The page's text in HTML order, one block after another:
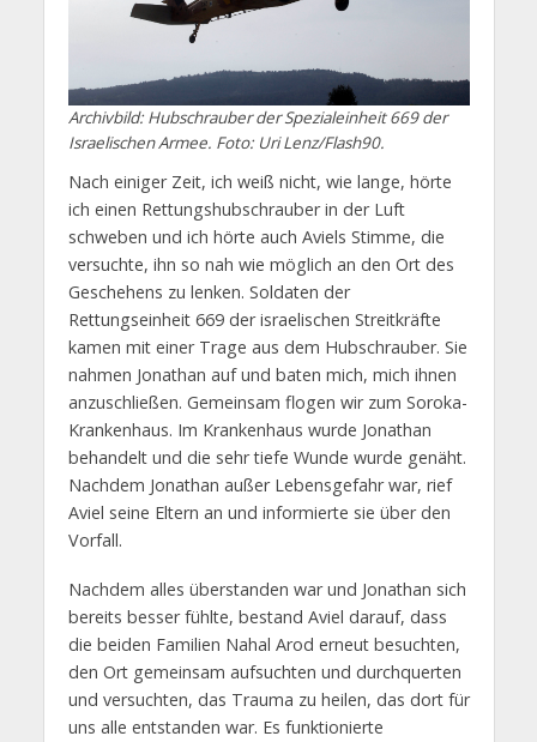
Archivbild: Hubschrauber der Spezialeinheit 669 der
Israelischen Armee. Foto: Uri Lenz/Flash90.
Nach einiger Zeit, ich weiß nicht, wie lange, hörte
ich einen Rettungshubschrauber in der Luft
schweben und ich hörte auch Aviels Stimme, die
versuchte, ihn so nah wie möglich an den Ort des
Geschehens zu lenken. Soldaten der
Rettungseinheit 669 der israelischen Streitkräfte
kamen mit einer Trage aus dem Hubschrauber. Sie
nahmen Jonathan auf und baten mich, mich ihnen
anzuschließen. Gemeinsam flogen wir zum Soroka-
Krankenhaus. Im Krankenhaus wurde Jonathan
behandelt und die sehr tiefe Wunde wurde genäht.
Nachdem Jonathan außer Lebensgefahr war, rief
Aviel seine Eltern an und informierte sie über den
Vorfall.
Nachdem alles überstanden war und Jonathan sich
bereits besser fühlte, bestand Aviel darauf, dass
die beiden Familien Nahal Arod erneut besuchten,
den Ort gemeinsam aufsuchten und durchquerten
und versuchten, das Trauma zu heilen, das dort für
uns alle entstanden war. Es funktionierte